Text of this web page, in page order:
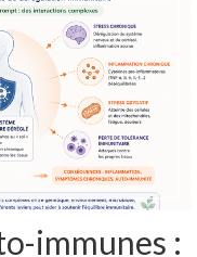
immunes :